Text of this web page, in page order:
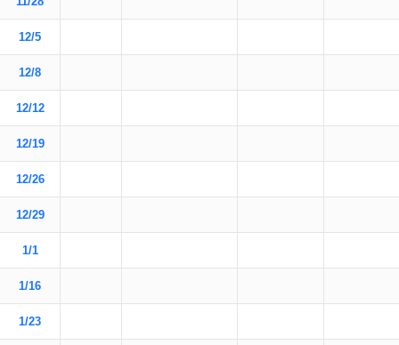
12/5
12/8
12/12
12/19
12/26
12/29
1/1
1/16
1/23